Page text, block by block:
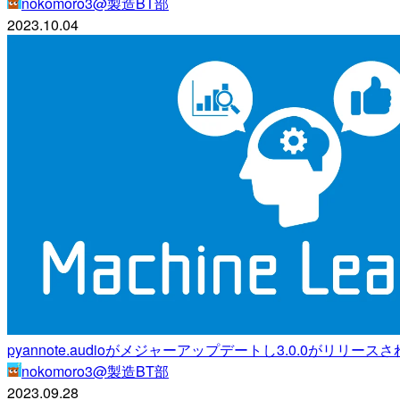
2023.10.04
pyannote.audioがメジャーアップデートし3.0.0がリリースさ
nokomoro3@製造BT部
2023.09.28